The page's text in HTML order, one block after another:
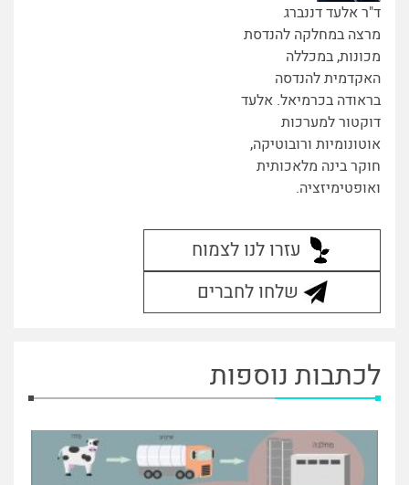
ד"ר אלעד דננברג
מרצה במחלקה להנדסת
מכונות, במכללה
האקדמית להנדסה
בראודה בכרמיאל. אלעד
דוקטור למערכות
אוטונומיות ורובוטיקה,
חוקר בינה מלאכותית
ואופטימיזציה.
עזרו לנו לצמוח
שלחו לחברים
לכתבות נוספות